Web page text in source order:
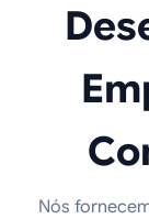
Nós